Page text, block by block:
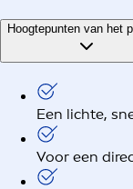
Hoogtepunten van het
Een lichte,
Voor een